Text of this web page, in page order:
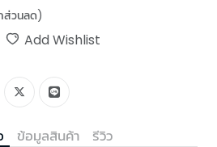
วนลด)
Add Wishlist
ข้อมูลสินค้า รีวิว